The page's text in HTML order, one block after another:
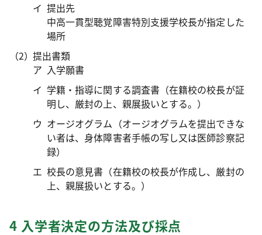
提出先
中高一貫型聴覚障害特別支援学校長が指定した
場所
提出書類
入学願書
学籍・指導に関する調査書（在籍校の校長が証
明し、厳封の上、親展扱いとする。）
オージオグラム（オージオグラムを提出できな
い者は、身体障害者手帳の写し又は医師診察記
録）
校長の意見書（在籍校の校長が作成し、厳封の
上、親展扱いとする。）
4 入学者決定の方法及び採点